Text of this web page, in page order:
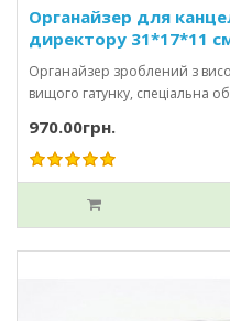
Органайзер для
директору 31*17*11
Органайзер зроблений з
вищого гатунку, спеціальна
970.00грн.